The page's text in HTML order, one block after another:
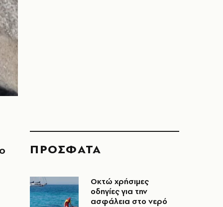
ΠΡΟΣΦΑΤΑ
Οκτώ χρήσιμες
οδηγίες για την
ασφάλεια στο νερό